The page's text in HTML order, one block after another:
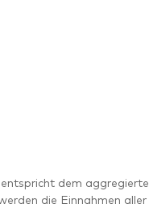
dem
die Einnahmen